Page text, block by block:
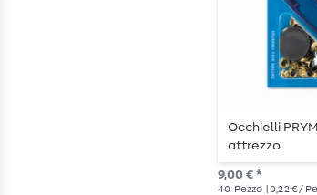
Occhielli
attrezzo
9,00 € *
40 Pezzo | 0,22 € /